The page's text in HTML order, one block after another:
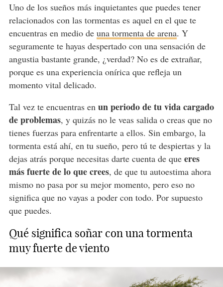
Uno de los sueños más inquietantes que puedes tener
relacionados con las tormentas es aquel en el que te
encuentras en medio de una tormenta de arena. Y
seguramente te hayas despertado con una sensación de
angustia bastante grande, ¿verdad? No es de extrañar,
porque es una experiencia onírica que refleja un
momento vital delicado.
Tal vez te encuentras en un periodo de tu vida cargado
de problemas, y quizás no le veas salida o creas que no
tienes fuerzas para enfrentarte a ellos. Sin embargo, la
tormenta está ahí, en tu sueño, pero tú te despiertas y la
dejas atrás porque necesitas darte cuenta de que eres
más fuerte de lo que crees, de que tu autoestima ahora
mismo no pasa por su mejor momento, pero eso no
significa que no vayas a poder con todo. Por supuesto
que puedes.
Qué significa soñar con una tormenta
muy fuerte de viento